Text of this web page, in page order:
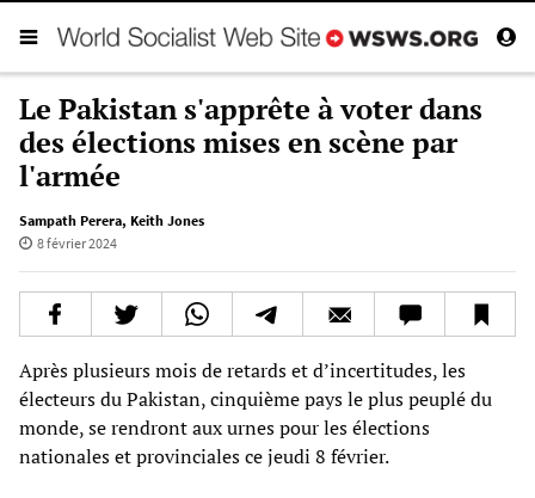
Le Pakistan s'apprête à voter dans
des élections mises en scène par
l'armée
Sampath Perera, Keith Jones
8 février 2024
Après plusieurs mois de retards et d’incertitudes, les
électeurs du Pakistan, cinquième pays le plus peuplé du
monde, se rendront aux urnes pour les élections
nationales et provinciales ce jeudi 8 février.